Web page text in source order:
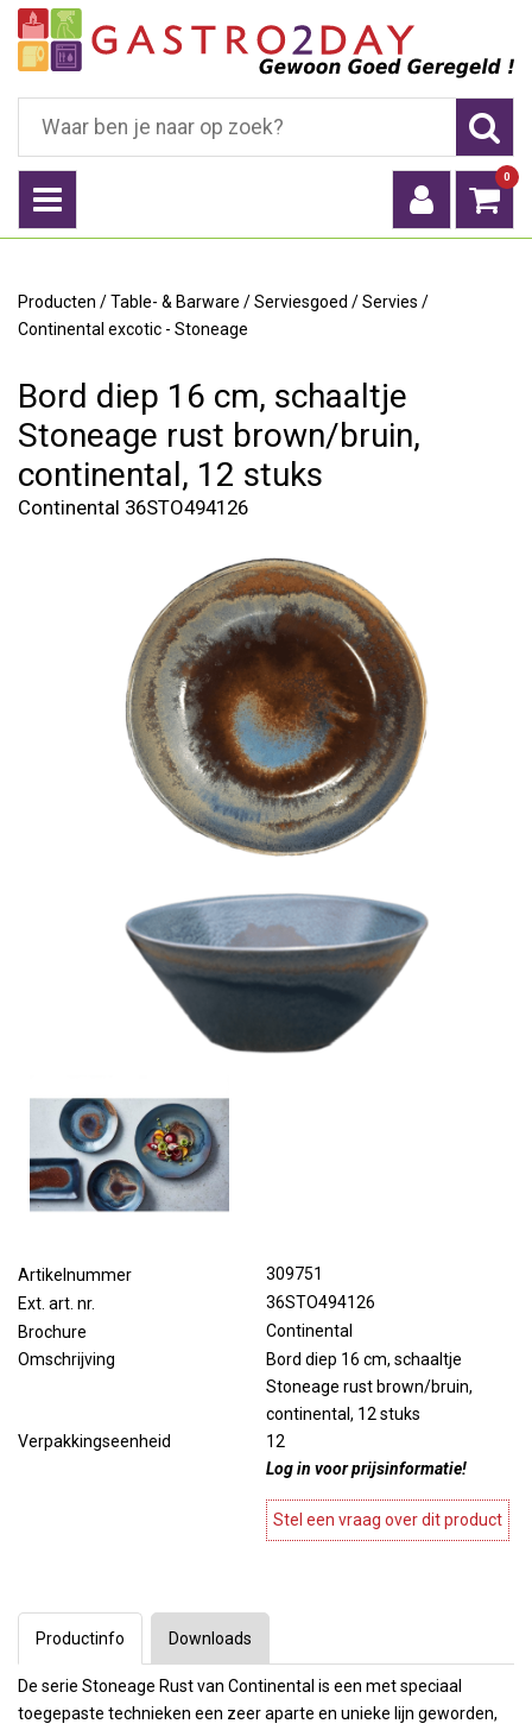
0
Producten /Table- & Barware /Serviesgoed /Servies /
Continental excotic - Stoneage
Bord diep 16 cm, schaaltje
Stoneage rust brown/bruin,
continental, 12 stuks
Continental 36STO494126
Artikelnummer
309751
Ext. art. nr.
36STO494126
Brochure
Continental
Omschrijving
Bord diep 16 cm, schaaltje
Stoneage rust brown/bruin,
continental, 12 stuks
Verpakkingseenheid
12
Log in voor prijsinformatie!
Stel een vraag over dit product
Productinfo
De serie Stoneage Rust van Continental is een met speciaal
toegepaste technieken een zeer aparte en unieke lijn geworden,
Downloads